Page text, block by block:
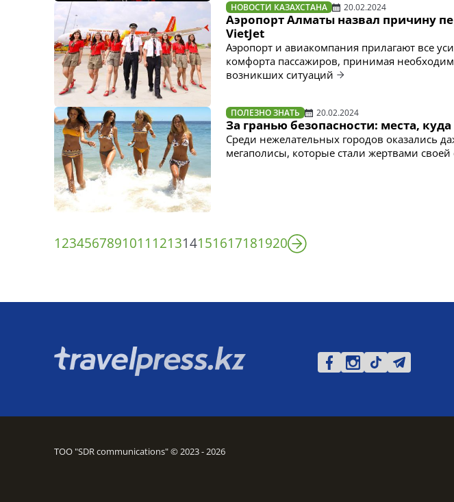
НОВОСТИ КАЗАХСТАНА 20.02.2024
Аэропорт Алматы назвал причину
VietJet
Аэропорт и авиакомпания прилагают все
комфорта пассажиров, принимая
возникших ситуаций
ПОЛЕЗНО ЗНАТЬ 20.02.2024
За гранью безопасности: места, куда
Среди нежелательных городов оказались
мегаполисы, которые стали жертвами
1234567891011 121314151617181920
ТОО "SDR communications" © 2023 - 2026